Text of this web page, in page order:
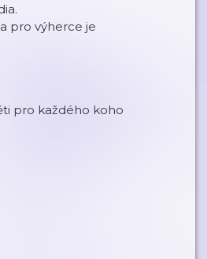
pro výherce je
pro každého koho